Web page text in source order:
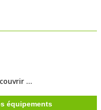
...
équipements